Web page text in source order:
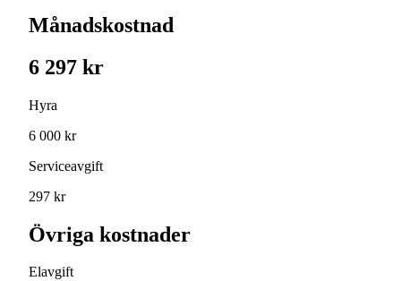
Månadskostnad
6 297 kr
Hyra
6 000 kr
Serviceavgift
297 kr
Övriga kostnader
Elavgift